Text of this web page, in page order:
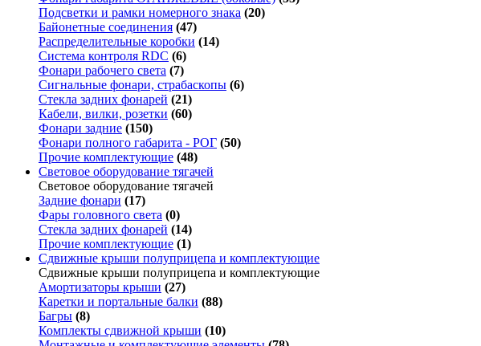
Подсветки и рамки номерного знака (20)
Байонетные соединения (47)
Распределительные коробки (14)
Система контроля RDC (6)
Фонари рабочего света (7)
Сигнальные фонари, страбаскопы (6)
Стекла задних фонарей (21)
Кабели, вилки, розетки (60)
Фонари задние (150)
Фонари полного габарита - РОГ (50)
Прочие комплектующие (48)
Световое оборудование тягачей
Световое оборудование тягачей
Задние фонари (17)
Фары головного света (0)
Стекла задних фонарей (14)
Прочие комплектующие (1)
Сдвижные крыши полуприцепа и комплектующие
Сдвижные крыши полуприцепа и комплектующие
Амортизаторы крыши (27)
Каретки и портальные балки (88)
Багры (8)
Комплекты сдвижной крыши (10)